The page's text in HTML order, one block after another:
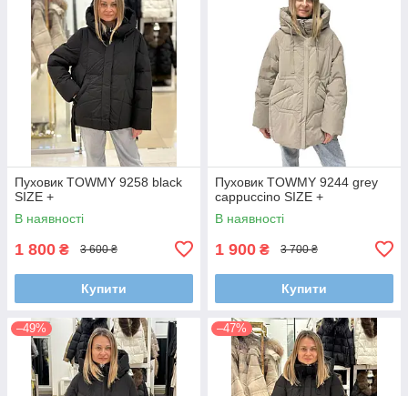
Пуховик TOWMY 9258 black
SIZE +
В наявності
1 800 ₴ 3 600 ₴
Купити
Пуховик TOWMY 9244 grey
cappuccino SIZE +
В наявності
1 900 ₴ 3 700 ₴
Купити
–49% –47%